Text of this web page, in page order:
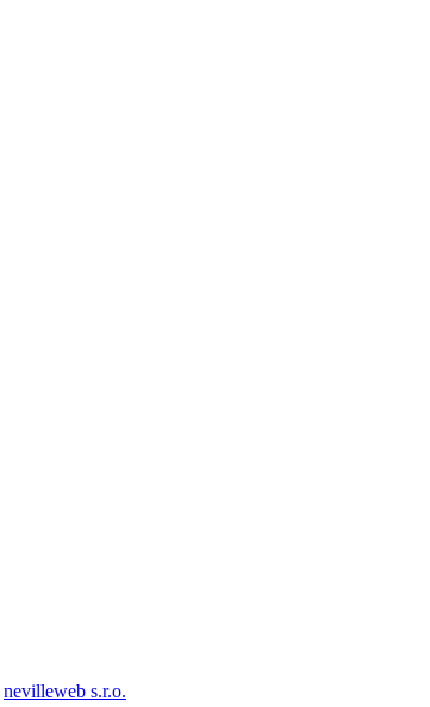
nevilleweb s.r.o.